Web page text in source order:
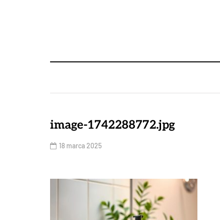
image-1742288772.jpg
18 marca 2025